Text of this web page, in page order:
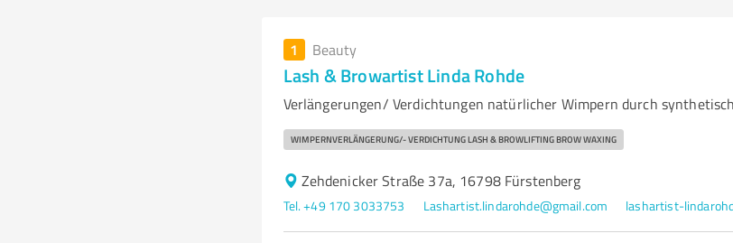
1 Beauty
Lash & Browartist Linda Rohde
Verlängerungen/ Verdichtungen natürlicher Wimpern durch
WIMPERNVERLÄNGERUNG/- VERDICHTUNG LASH & BROWLIFTING BROW WAXING
Zehdenicker Straße 37a, 16798 Fürstenberg
Tel. +49 170 3033753 Lashartist.lindarohde@gmail.com lashartist-